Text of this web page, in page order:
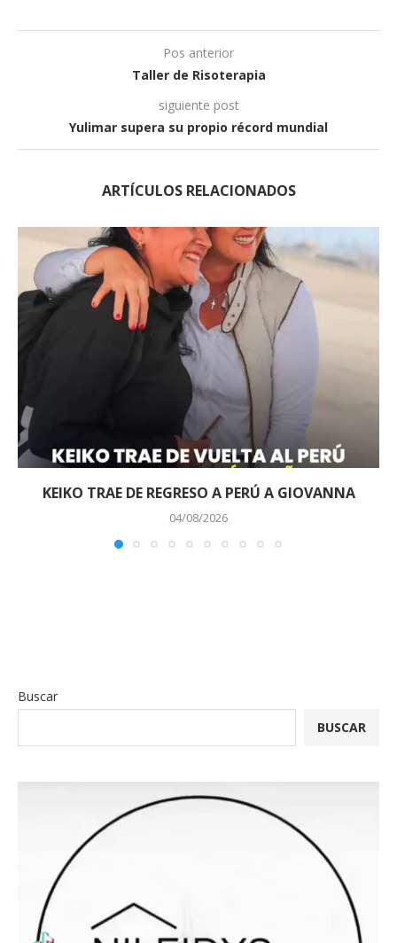
Pos anterior
Taller de Risoterapia
siguiente post
Yulimar supera su propio récord mundial
ARTÍCULOS RELACIONADOS
KEIKO TRAE DE REGRESO A PERÚ A GIOVANNA
04/08/2026
Buscar
BUSCAR